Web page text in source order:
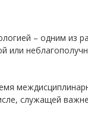
– одним из
служащей